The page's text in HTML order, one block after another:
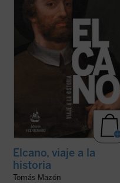
crónicas, relaciones y otros legajos
Elcano, viaje a la
historia
Tomás Mazón